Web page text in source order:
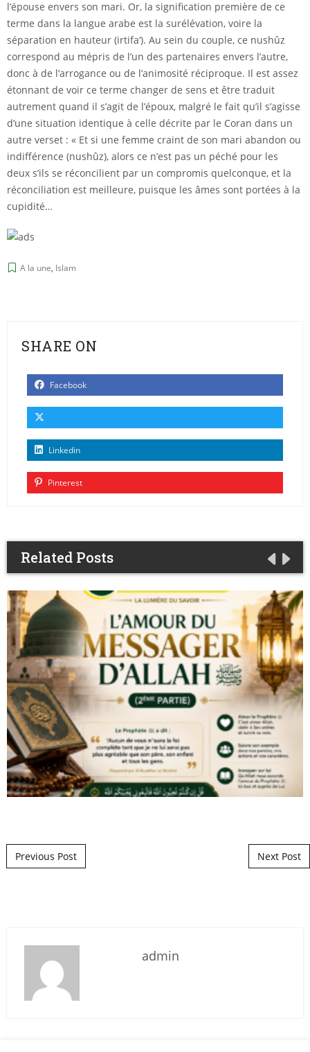
l’épouse envers son mari. Or, la signification première de ce
terme dans la langue arabe est la surélévation, voire la
séparation en hauteur (irtifa‘). Au sein du couple, ce nushûz
correspond au mépris de l’un des partenaires envers l’autre,
donc à de l’arrogance ou de l’animosité réciproque. Il est assez
étonnant de voir ce terme changer de sens et être traduit
autrement quand il s’agit de l’époux, malgré le fait qu’il s’agisse
d’une situation identique à celle décrite par le Coran dans un
autre verset : « Et si une femme craint de son mari abandon ou
indifférence (nushûz), alors ce n’est pas un péché pour les
deux s’ils se réconcilient par un compromis quelconque, et la
réconciliation est meilleure, puisque les âmes sont portées à la
cupidité…
A la une, Islam
SHARE ON
Facebook
Linkedin
Pinterest
Related Posts
Post navigation
Previous Post Next Post
admin